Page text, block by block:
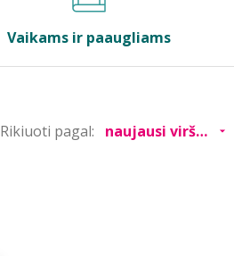
Vaikams ir paaugliams
Rikiuoti pagal: